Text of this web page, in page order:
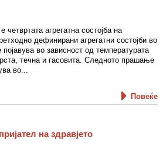
четвртата агрегатна состојба на
дефинирани агрегатни состојби во
во зависност од температурата
течна и гасовита. Следното прашање
во...
Повеќе
на здравјето